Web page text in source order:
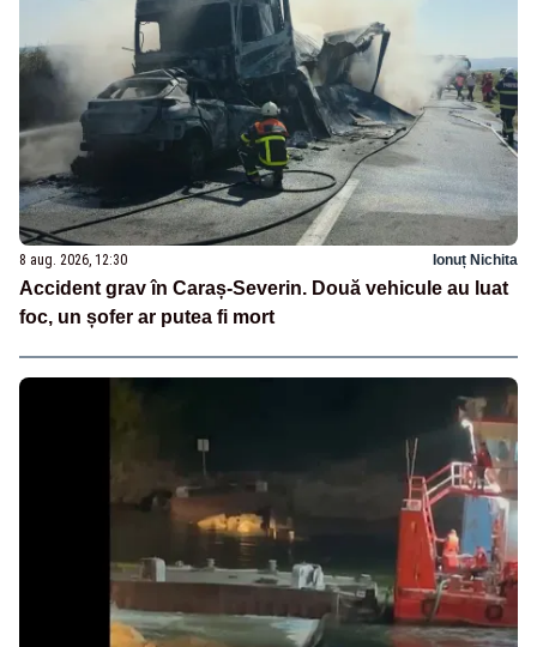
8 aug. 2026, 12:30 Ionuț Nichita
Accident grav în Caraș-Severin. Două vehicule au luat
foc, un șofer ar putea fi mort